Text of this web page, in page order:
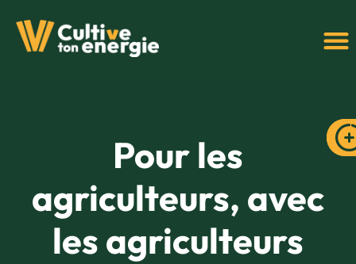
Pour les
agriculteurs, avec
lesagriculteurs